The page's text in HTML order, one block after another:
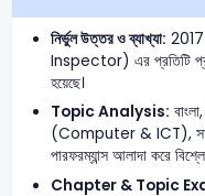
নির্ভুল উত্তর ও ব্যাখ্যা:
Inspector) এর প্রতিটি
হয়েছে।
Topic Analysis:
(Computer & ICT),
পারফরম্যান্স আলাদা করে
Chapter & Topic